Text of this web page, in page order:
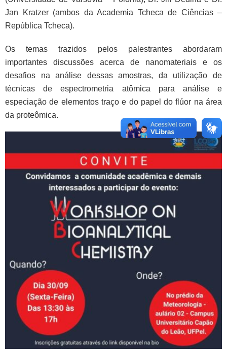
Jan Kratzer (ambos da Academia Tcheca de Ciências –
República Tcheca).
Os temas trazidos pelos palestrantes abordaram
importantes discussões acerca de nanomateriais e os
desafios na análise dessas amostras, da utilização de
técnicas de espectrometria atômica para análise e
especiação de elementos traço e do papel do flúor na área
da proteômica.